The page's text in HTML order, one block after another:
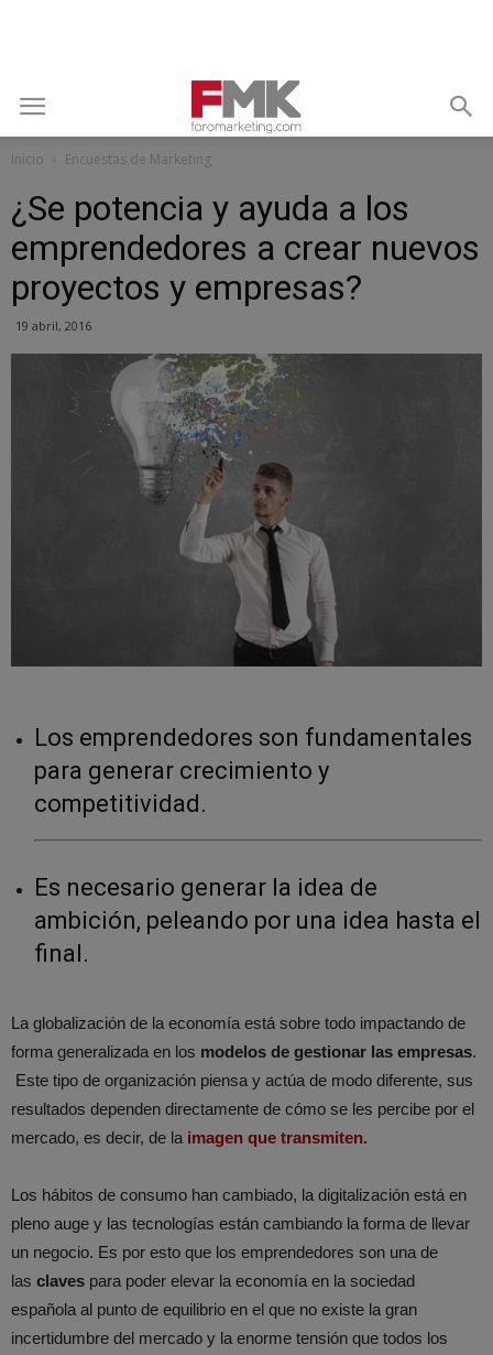
Inicio Encuestas de Marketing
¿Se potencia y ayuda a los
emprendedores a crear nuevos
proyectos y empresas?
19 abril, 2016
Los emprendedores son fundamentales
para generar crecimiento y
competitividad.
Es necesario generar la idea de
ambición, peleando por una idea hasta el
final.
La globalización de la economía está sobre todo impactando de
forma generalizada en los modelos de gestionar las empresas.
Este tipo de organización piensa y actúa de modo diferente, sus
resultados dependen directamente de cómo se les percibe por el
mercado, es decir, de la imagen que transmiten.
Los hábitos de consumo han cambiado, la digitalización está en
pleno auge y las tecnologías están cambiando la forma de llevar
un negocio. Es por esto que los emprendedores son una de
las claves para poder elevar la economía en la sociedad
española al punto de equilibrio en el que no existe la gran
incertidumbre del mercado y la enorme tensión que todos los